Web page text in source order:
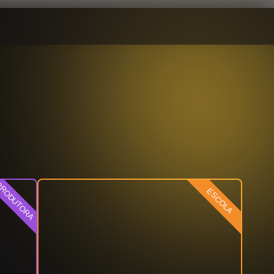
ESCOLA